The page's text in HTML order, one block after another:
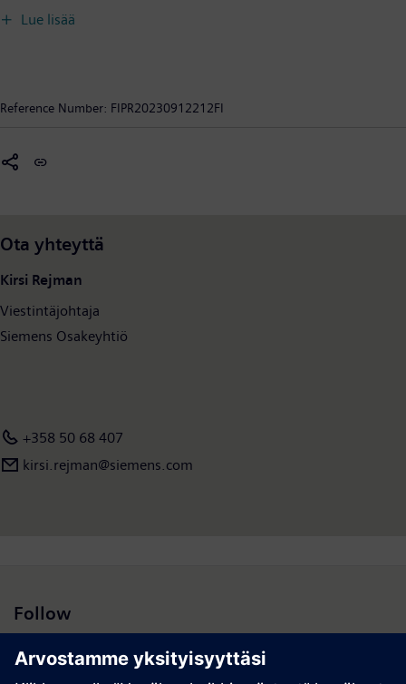
perustuu sähköistykseen, automaatioon ja
Osakeyhtiön liikevaihto Suomessa ja Baltiassa on noin 216
Lue lisää
Reference Number: FIPR20230912212FI
Ota yhteyttä
Kirsi Rejman
Viestintäjohtaja
Siemens Osakeyhtiö
+358 50 68 407
kirsi.rejman@siemens.com
Follow